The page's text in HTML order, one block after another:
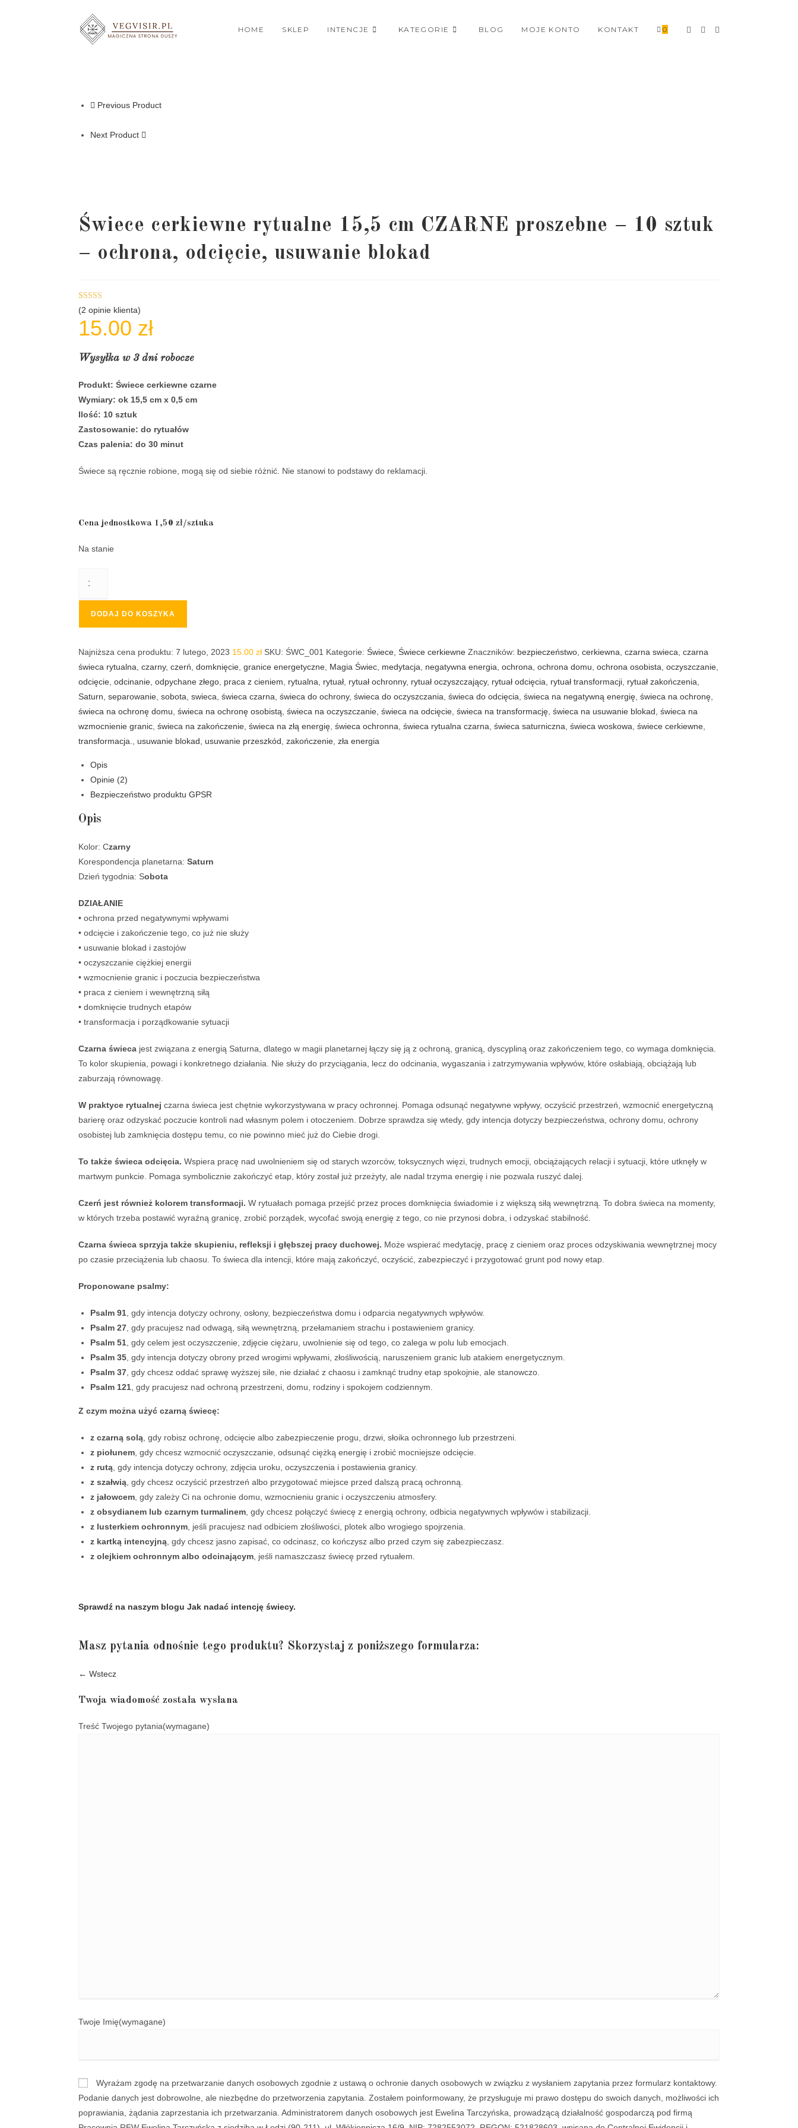
HOME SKLEP INTENCJE KATEGORIE BLOG MOJE KONTO KONTAKT 0
Previous Product
Next Product
Świece cerkiewne rytualne 15,5 cm CZARNE proszebne – 10 sztuk
– ochrona, odcięcie, usuwanie blokad
Oceniony
5.00na 5 na
podstawie
2
klientów
(2 opinie klienta)
15.00 zł
Wysyłka w 3 dni robocze
Produkt: Świece cerkiewne czarne
Wymiary: ok 15,5 cm x 0,5 cm
Ilość: 10 sztuk
Zastosowanie: do rytuałów
Czas palenia: do 30 minut
Świece są ręcznie robione, mogą się od siebie różnić. Nie stanowi to podstawy do reklamacji.
Cena jednostkowa 1,50 zł/sztuka
Na stanie
rytualne
cm
CZARNE
proszebne
-
10
sztuk
-
odcięcie,
usuwanie
blokad
DODAJ DO KOSZYKA
Najniższa cena produktu: 7 lutego, 2023 15.00 zł SKU: ŚWC_001 Kategorie: Świece Świece cerkiewne Znaczników: bezpieczeństwo cerkiewna czarna swieca czarna
świeca rytualna czarny, czerń domknięcie granice energetyczne Magia Świec medytacja negatywna energia ochrona ochrona domu ochrona osobista oczyszczanie
odcięcie odcinanie odpychane złego praca z cieniem rytualna rytuał rytuał ochronny, rytuał oczyszczający, rytuał odcięcia rytuał transformacji rytuał zakończenia
Saturn separowanie sobota swieca świeca czarna świeca do ochrony, świeca do oczyszczania świeca do odcięcia świeca na negatywną energię świeca na ochronę
świeca na ochronę domu świeca na ochronę osobistą świeca na oczyszczanie świeca na odcięcie świeca na transformację świeca na usuwanie blokad świeca na
wzmocnienie granic świeca na zakończenie świeca na złą energię świeca ochronna świeca rytualna czarna świeca saturniczna świeca woskowa świece cerkiewne
transformacja.
usuwanie blokad usuwanie przeszkód zakończenie zła energia
Opis
Opinie (2)
Bezpieczeństwo produktu GPSR
Opis
Kolor: Czarny
Korespondencja planetarna: Saturn
Dzień tygodnia: Sobota
DZIAŁANIE
• ochrona przed negatywnymi wpływami
• odcięcie i zakończenie tego, co już nie służy
• usuwanie blokad i zastojów
• oczyszczanie ciężkiej energii
• wzmocnienie granic i poczucia bezpieczeństwa
• praca z cieniem i wewnętrzną siłą
• domknięcie trudnych etapów
• transformacja i porządkowanie sytuacji
Czarna świeca jest związana z energią Saturna, dlatego w magii planetarnej łączy się ją z ochroną, granicą, dyscypliną oraz zakończeniem tego, co wymaga domknięcia.
To kolor skupienia, powagi i konkretnego działania. Nie służy do przyciągania, lecz do odcinania, wygaszania i zatrzymywania wpływów, które osłabiają, obciążają lub
zaburzają równowagę.
W praktyce rytualnej czarna świeca jest chętnie wykorzystywana w pracy ochronnej. Pomaga odsunąć negatywne wpływy, oczyścić przestrzeń, wzmocnić energetyczną
barierę oraz odzyskać poczucie kontroli nad własnym polem i otoczeniem. Dobrze sprawdza się wtedy, gdy intencja dotyczy bezpieczeństwa, ochrony domu, ochrony
osobistej lub zamknięcia dostępu temu, co nie powinno mieć już do Ciebie drogi.
To także świeca odcięcia. Wspiera pracę nad uwolnieniem się od starych wzorców, toksycznych więzi, trudnych emocji, obciążających relacji i sytuacji, które utknęły w
martwym punkcie. Pomaga symbolicznie zakończyć etap, który został już przeżyty, ale nadal trzyma energię i nie pozwala ruszyć dalej.
Czerń jest również kolorem transformacji. W rytuałach pomaga przejść przez proces domknięcia świadomie i z większą siłą wewnętrzną. To dobra świeca na momenty,
w których trzeba postawić wyraźną granicę, zrobić porządek, wycofać swoją energię z tego, co nie przynosi dobra, i odzyskać stabilność.
Czarna świeca sprzyja także skupieniu, refleksji i głębszej pracy duchowej. Może wspierać medytację, pracę z cieniem oraz proces odzyskiwania wewnętrznej mocy
po czasie przeciążenia lub chaosu. To świeca dla intencji, które mają zakończyć, oczyścić, zabezpieczyć i przygotować grunt pod nowy etap.
Proponowane psalmy:
Psalm 91 , gdy intencja dotyczy ochrony, osłony, bezpieczeństwa domu i odparcia negatywnych wpływów.
Psalm 27 , gdy pracujesz nad odwagą, siłą wewnętrzną, przełamaniem strachu i postawieniem granicy.
Psalm 51 , gdy celem jest oczyszczenie, zdjęcie ciężaru, uwolnienie się od tego, co zalega w polu lub emocjach.
Psalm 35 , gdy intencja dotyczy obrony przed wrogimi wpływami, złośliwością, naruszeniem granic lub atakiem energetycznym.
Psalm 37 , gdy chcesz oddać sprawę wyższej sile, nie działać z chaosu i zamknąć trudny etap spokojnie, ale stanowczo.
Psalm 121 , gdy pracujesz nad ochroną przestrzeni, domu, rodziny i spokojem codziennym.
Z czym można użyć czarną świecę:
z czarną solą , gdy robisz ochronę, odcięcie albo zabezpieczenie progu, drzwi, słoika ochronnego lub przestrzeni.
z piołunem , gdy chcesz wzmocnić oczyszczanie, odsunąć ciężką energię i zrobić mocniejsze odcięcie.
z rutą , gdy intencja dotyczy ochrony, zdjęcia uroku, oczyszczenia i postawienia granicy.
z szałwią , gdy chcesz oczyścić przestrzeń albo przygotować miejsce przed dalszą pracą ochronną.
z jałowcem , gdy zależy Ci na ochronie domu, wzmocnieniu granic i oczyszczeniu atmosfery.
z obsydianem lub czarnym turmalinem , gdy chcesz połączyć świecę z energią ochrony, odbicia negatywnych wpływów i stabilizacji.
z lusterkiem ochronnym , jeśli pracujesz nad odbiciem złośliwości, plotek albo wrogiego spojrzenia.
z kartką intencyjną , gdy chcesz jasno zapisać, co odcinasz, co kończysz albo przed czym się zabezpieczasz.
z olejkiem ochronnym albo odcinającym , jeśli namaszczasz świecę przed rytuałem.
Sprawdź na naszym blogu Jak nadać intencję świecy.
Masz pytania odnośnie tego produktu? Skorzystaj z poniższego formularza:
← Wstecz
Twoja wiadomość została wysłana
Treść Twojego pytania(wymagane)
Twoje Imię(wymagane)
Wyrażam zgodę na przetwarzanie danych osobowych zgodnie z ustawą o ochronie danych osobowych w związku z wysłaniem zapytania przez formularz kontaktowy.
Podanie danych jest dobrowolne, ale niezbędne do przetworzenia zapytania. Zostałem poinformowany, że przysługuje mi prawo dostępu do swoich danych, możliwości ich
poprawiania, żądania zaprzestania ich przetwarzania. Administratorem danych osobowych jest Ewelina Tarczyńska, prowadzącą działalność gospodarczą pod firmą